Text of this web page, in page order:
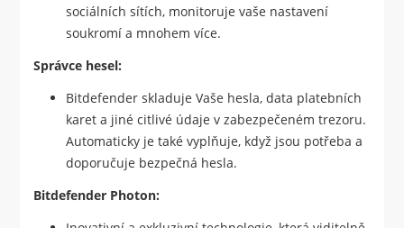
sociálních sítích, monitoruje vaše nastavení
soukromí a mnohem více.
Správce hesel:
Bitdefender skladuje Vaše hesla, data platebních
karet a jiné citlivé údaje v zabezpečeném trezoru.
Automaticky je také vyplňuje, když jsou potřeba a
doporučuje bezpečná hesla.
Bitdefender Photon: